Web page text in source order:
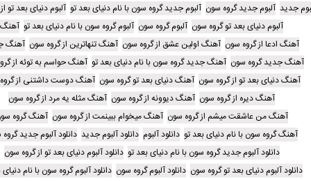
جدید آلبوم جدید گروه سون آلبوم جدید گروه سون با نام دنیای بعد تو آلبوم دنیای بعد تو
آلبوم دنیای بعد تو گروه سون آلبوم گروه سون آلبوم گروه سون با نام دنیای بعد تو آهنگ
آهنگ ادعا از گروه سون آهنگ اولین عشق از گروه سون آهنگ تنهاترین از گروه سون آهنگ
آهنگ جدید گروه سون آهنگ جدید گروه سون با نام دنیای بعد تو آهنگ حواسم به توئه از
آهنگ دنیای بعد تو از گروه سون آهنگ دنیای بعد تو گروه سون آهنگ دوست داشتنی از
آهنگ دیره از گروه سون آهنگ دیوونه از گروه سون آهنگ مثله یه مرد از گروه سون
آهنگ من عاشقت میشم از گروه سون آهنگ میخوام ببینمت از گروه سون آهنگ گروه
آهنگ گروه سون با نام دنیای بعد تو دانلود آلبوم دانلود آلبوم جدید دانلود آلبوم جدید
دانلود آلبوم جدید گروه سون با نام دنیای بعد تو دانلود آلبوم دنیای بعد تو از گروه سون
دانلود آلبوم دنیای بعد تو گروه سون دانلود آلبوم گروه سون دانلود آلبوم گروه سون با نام